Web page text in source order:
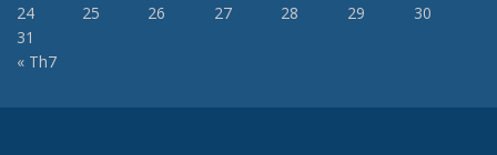
24
25 26 27 28 29
30
31
« Th7